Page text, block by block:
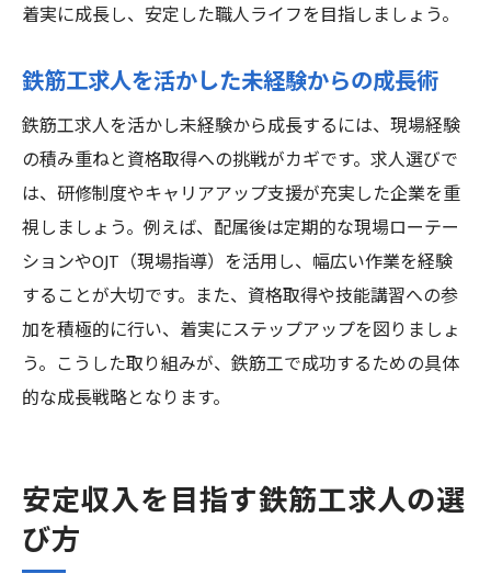
着実に成長し、安定した職人ライフを目指しましょう。
鉄筋工求人を活かした未経験からの成長術
鉄筋工求人を活かし未経験から成長するには、現場経験
の積み重ねと資格取得への挑戦がカギです。求人選びで
は、研修制度やキャリアアップ支援が充実した企業を重
視しましょう。例えば、配属後は定期的な現場ローテー
ションやOJT（現場指導）を活用し、幅広い作業を経験
することが大切です。また、資格取得や技能講習への参
加を積極的に行い、着実にステップアップを図りましょ
う。こうした取り組みが、鉄筋工で成功するための具体
的な成長戦略となります。
安定収入を目指す鉄筋工求人の選
び方